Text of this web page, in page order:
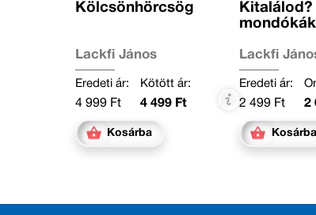
Kölcsönhörcsög
Lackfi János
Eredeti ár:
4 999 Ft
Kötött ár:
4 499 Ft
Kosárba
Kitalálod?
mondókák
Lackfi
Eredeti ár:
2 499 Ft
2
Kosárba